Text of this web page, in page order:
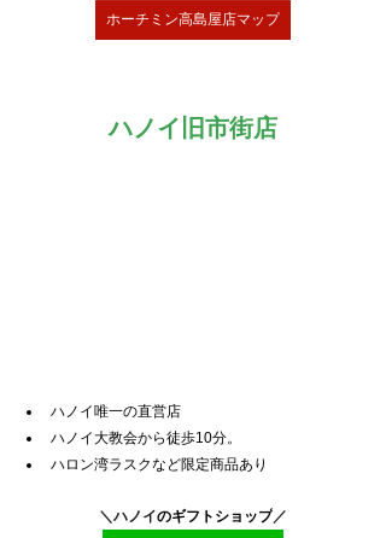
ホーチミン高島屋店マップ
ハノイ旧市街店
ハノイ唯一の直営店
ハノイ大教会から徒歩10分。
ハロン湾ラスクなど限定商品あり
＼ハノイのギフトショップ ／